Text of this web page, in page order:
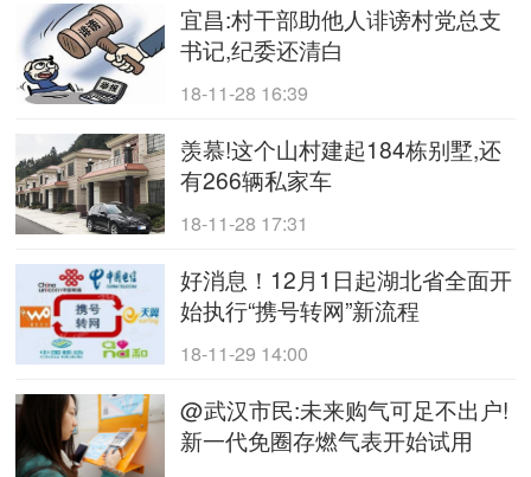
宜昌:村干部助他人诽谤村党总支
书记,纪委还清白
18-11-28 16:39
羡慕!这个山村建起184栋别墅,还
有266辆私家车
18-11-28 17:31
好消息！12月1日起湖北省全面开
始执行“携号转网”新流程
18-11-29 14:00
@武汉市民:未来购气可足不出户!
新一代免圈存燃气表开始试用